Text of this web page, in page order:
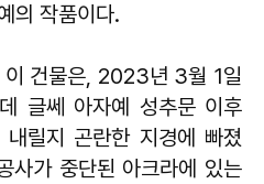
의 작품이다.
이 건물은, 2023년 3월 1일
글쎄 아자예 성추문 이후
릴지 곤란한 지경에 빠졌
사가 중단된 아크라에 있는